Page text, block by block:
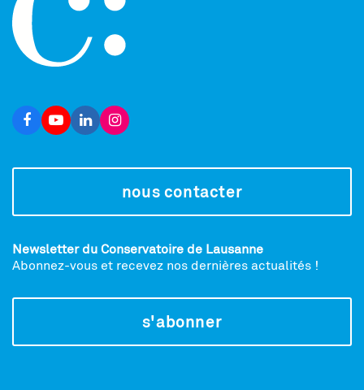
nous contacter
Newsletter du Conservatoire de Lausanne
Abonnez-vous et recevez nos dernières actualités !
s'abonner